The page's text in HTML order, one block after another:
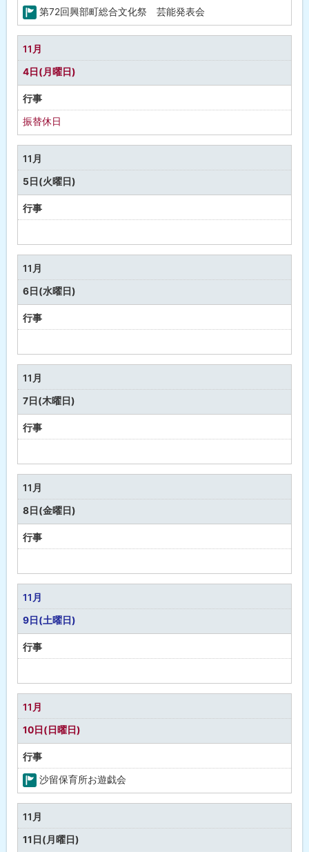
町
の
行
事
町
の
行
事
第72回興部町総合文化祭 芸能発表会
11月
4日(月曜日)
行事
振替休日
11月
5日(火曜日)
行事
定
な
し
11月
6日(水曜日)
行事
定
な
し
11月
7日(木曜日)
行事
定
な
し
11月
8日(金曜日)
行事
定
な
し
11月
9日(土曜日)
行事
定
な
し
11月
10日(日曜日)
行事
町
の
行
事
沙留保育所お遊戯会
11月
11日(月曜日)